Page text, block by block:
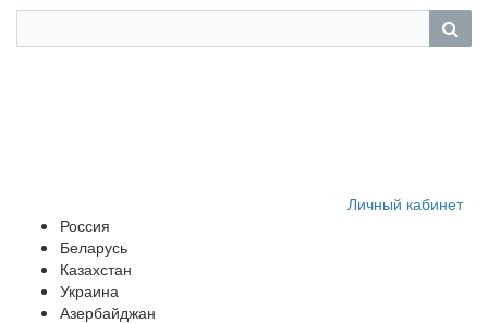
Личный кабинет
Россия
Беларусь
Казахстан
Украина
Азербайджан